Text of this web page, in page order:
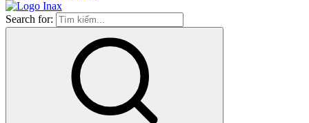
Search for: